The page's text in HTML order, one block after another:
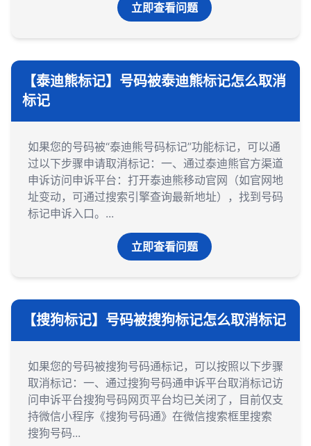
立即查看问题
【泰迪熊标记】号码被泰迪熊标记怎么取消
标记
如果您的号码被“泰迪熊号码标记”功能标记，可以通
过以下步骤申请取消标记：一、通过泰迪熊官方渠道
申诉‌访问申诉平台‌：打开泰迪熊移动官网（如官网地
址变动，可通过搜索引擎查询最新地址），找到号码
标记申诉入口。...
立即查看问题
【搜狗标记】号码被搜狗标记怎么取消标记
如果您的号码被搜狗号码通标记，可以按照以下步骤
取消标记：一、通过搜狗号码通申诉平台取消标记‌访
问申诉平台‌搜狗号码网页平台均已关闭了，目前仅支
持微信小程序《搜狗号码通》在微信搜索框里搜索
搜狗号码...